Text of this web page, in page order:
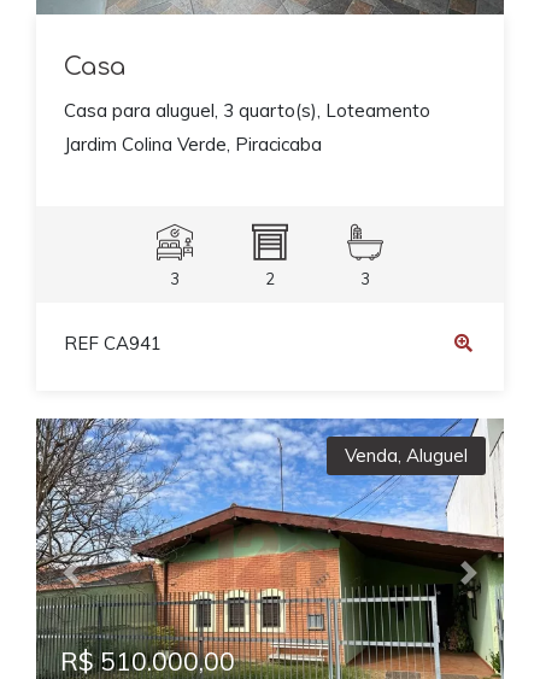
Casa
Casa para aluguel, 3 quarto(s), Loteamento
Jardim Colina Verde, Piracicaba
3 2 3
REF CA941
Previous Next
Venda Aluguel
R$ 510.000,00